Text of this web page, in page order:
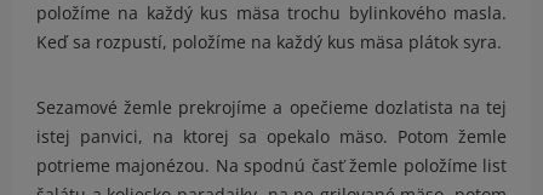
položíme na každý kus mäsa trochu bylinkového masla.
Keď sa rozpustí, položíme na každý kus mäsa plátok syra.
Sezamové žemle prekrojíme a opečieme dozlatista na tej
istej panvici, na ktorej sa opekalo mäso. Potom žemle
potrieme majonézou. Na spodnú časť žemle položíme list